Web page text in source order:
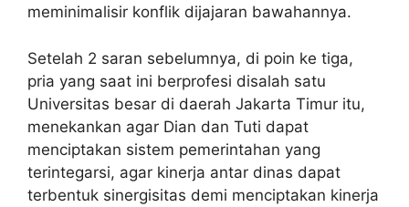
meminimalisir konflik dijajaran bawahannya.
Setelah 2 saran sebelumnya, di poin ke tiga,
pria yang saat ini berprofesi disalah satu
Universitas besar di daerah Jakarta Timur itu,
menekankan agar Dian dan Tuti dapat
menciptakan sistem pemerintahan yang
terintegarsi, agar kinerja antar dinas dapat
terbentuk sinergisitas demi menciptakan kinerja